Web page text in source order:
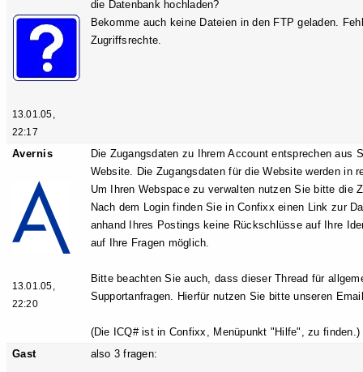
13.01.05,
22:17
die Datenbank hochladen?
Bekomme auch keine Dateien in den FTP geladen.
Zugriffsrechte.
Avernis
13.01.05,
22:20
Die Zugangsdaten zu Ihrem Account entsprechen aus
Website. Die Zugangsdaten für die Website werden in
Um Ihren Webspace zu verwalten nutzen Sie bitte die
Nach dem Login finden Sie in Confixx einen Link zur
anhand Ihres Postings keine Rückschlüsse auf Ihre
auf Ihre Fragen möglich.
Bitte beachten Sie auch, dass dieser Thread für
Supportanfragen. Hierfür nutzen Sie bitte unseren
(Die ICQ# ist in Confixx, Menüpunkt "Hilfe", zu finden.)
Gast
also 3 fragen: